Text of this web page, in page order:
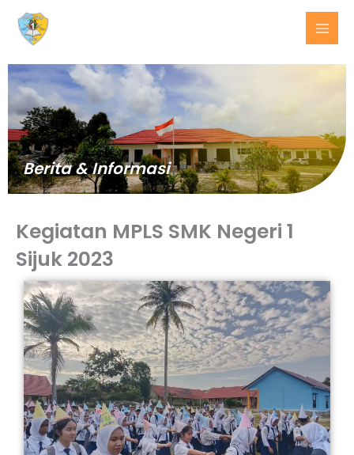
konten
Berita & Informasi
Kegiatan MPLS SMK Negeri 1
Sijuk 2023
BERITA
TERKINI